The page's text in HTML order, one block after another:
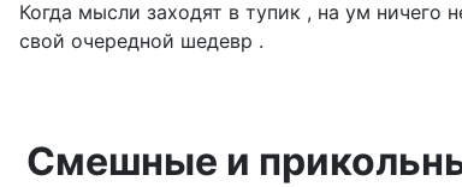
Когда мысли заходят в тупик , на ум ничего
свой очередной шедевр .
Смешные и